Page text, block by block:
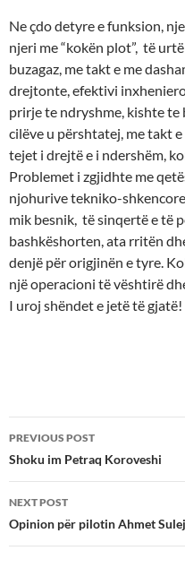
Ne çdo detyre e funksion,
njeri me “kokën plot”, të
buzagaz, me takt e me
drejtonte, efektivi
prirje te ndryshme, kishte te
cilëve u përshtatej, me takt
tejet i drejtë e i ndershëm,
Problemet i zgjidhte me
njohurive tekniko-
mik besnik, të sinqertë e të
bashkëshorten, ata rritën
denjë për origjinën e tyre.
një operacioni të vështirë
I uroj shëndet e jetë të gjatë!
Post
navigation
PREVIOUS POST
Shoku im Petraq Koroveshi
NEXT POST
Opinion për pilotin Ahmet